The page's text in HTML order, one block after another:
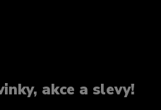
akce a slevy!